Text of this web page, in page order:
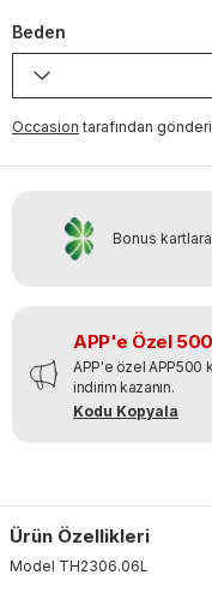
Beden
Occasion tarafından
Bonus
APP'e Özel 500
APP'e özel APP500
indirim kazanın.
Kodu Kopyala
Ürün Özellikleri
Model TH2306.06L